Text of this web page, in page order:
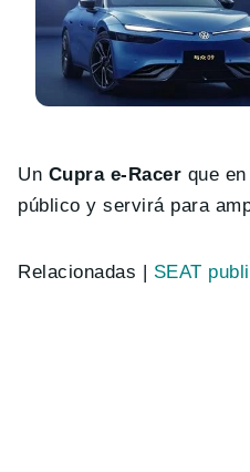
Un Cupra e-Racer que
público y servirá para
Relacionadas | SEAT